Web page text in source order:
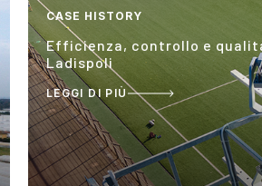
CASE HISTORY
Efficienza, controllo e
Ladispoli
LEGGI DI PIÙ